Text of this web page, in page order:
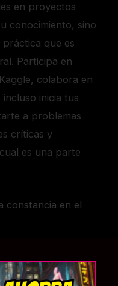
en proyectos
conocimiento, sino
que es
Participa en
colabora en
inicia tus
a problemas
críticas y
es una parte
constancia en el
momentos en
Para mantener el